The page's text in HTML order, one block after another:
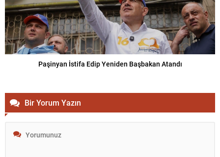
Paşinyan İstifa Edip Yeniden Başbakan Atandı
Bir Yorum Yazın